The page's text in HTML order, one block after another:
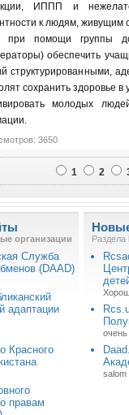
ИППП и
к людям,
при помощи группы
обеспечить
структурированными,
сохранить здоровье в
молодых
3650
1 2
организации
Служба
(DAAD)
адаптации
Красного
правам
Раздела
очень
salom